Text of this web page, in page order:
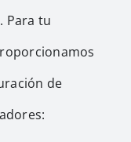
Para tu
de